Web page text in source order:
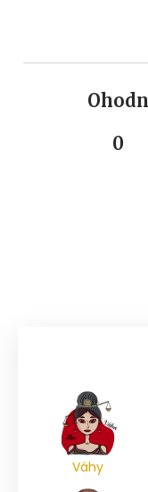
0
Váhy